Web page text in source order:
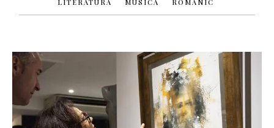
LITERATURA
MÚSICA ROMÀNIC